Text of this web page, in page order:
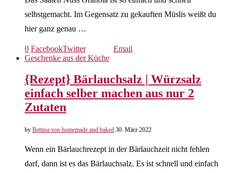
selbstgemacht. Im Gegensatz zu gekauften Müslis weißt du
hier ganz genau …
0 FacebookTwitter
Email
Geschenke aus der Küche
{Rezept} Bärlauchsalz | Würzsalz
einfach selber machen aus nur 2
Zutaten
by Bettina von homemade and baked 30. März 2022
Wenn ein Bärlauchrezept in der Bärlauchzeit nicht fehlen
darf, dann ist es das Bärlauchsalz. Es ist schnell und einfach